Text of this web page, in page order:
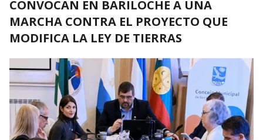
CONVOCAN EN BARILOCHE A UNA
MARCHA CONTRA EL PROYECTO QUE
MODIFICA LA LEY DE TIERRAS